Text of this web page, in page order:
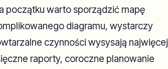
początku warto sporządzić mapę
diagramu, wystarczy
czynności wysysają najwięcej
raporty, coroczne planowanie